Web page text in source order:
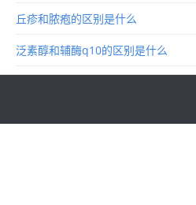
丘疹和脓疱的区别是什么
泛素醇和辅酶q10的区别是什么